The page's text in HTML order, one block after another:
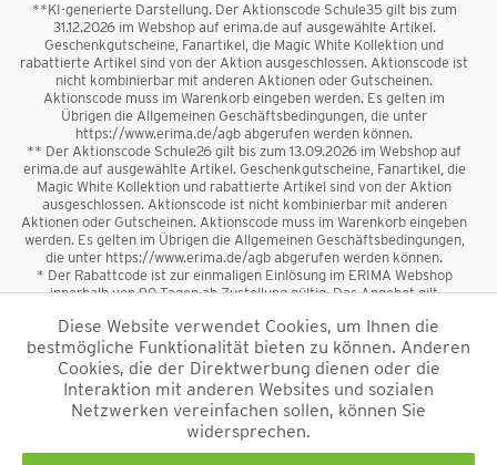
**KI-generierte Darstellung. Der Aktionscode Schule35 gilt bis zum
31.12.2026 im Webshop auf erima.de auf ausgewählte Artikel.
Geschenkgutscheine, Fanartikel, die Magic White Kollektion und
rabattierte Artikel sind von der Aktion ausgeschlossen. Aktionscode ist
nicht kombinierbar mit anderen Aktionen oder Gutscheinen.
Aktionscode muss im Warenkorb eingeben werden. Es gelten im
Übrigen die Allgemeinen Geschäftsbedingungen, die unter
https://www.erima.de/agb abgerufen werden können.
** Der Aktionscode Schule26 gilt bis zum 13.09.2026 im Webshop auf
erima.de auf ausgewählte Artikel. Geschenkgutscheine, Fanartikel, die
Magic White Kollektion und rabattierte Artikel sind von der Aktion
ausgeschlossen. Aktionscode ist nicht kombinierbar mit anderen
Aktionen oder Gutscheinen. Aktionscode muss im Warenkorb eingeben
werden. Es gelten im Übrigen die Allgemeinen Geschäftsbedingungen,
die unter https://www.erima.de/agb abgerufen werden können.
* Der Rabattcode ist zur einmaligen Einlösung im ERIMA Webshop
innerhalb von 90 Tagen ab Zustellung gültig. Das Angebot gilt
sowie Geschenkgutscheine sind vom Rabatt ausgeschlossen. Der
Rabattcode ist nicht mit anderen Aktionen oder Gutscheinen
kombinierbar. Der Mindestbestellwert beträgt 50 €
*Alle Preise verstehen sich inkl. Mehrwertsteuer und zzgl.
und ggf. Nachnahmegebühren, wenn nicht anders
beschrieben.
Diese Website verwendet Cookies, um Ihnen die
bestmögliche Funktionalität bieten zu können. Anderen
Cookies, die der Direktwerbung dienen oder die
Interaktion mit anderen Websites und sozialen
Netzwerken vereinfachen sollen, können Sie
widersprechen.